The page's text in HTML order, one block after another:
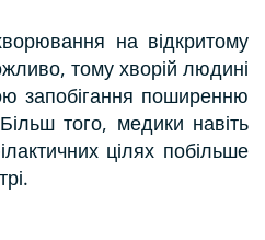
на відкритому
тому хворій людині
запобігання поширенню
того, медики навіть
цілях побільше